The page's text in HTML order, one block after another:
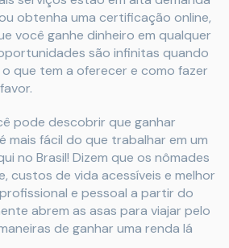
obtenha uma certificação online,
você ganhe dinheiro em qualquer
são infinitas quando
que tem a oferecer e como fazer
pode descobrir que ganhar
mais fácil do que trabalhar em um
no Brasil! Dizem que os nômades
custos de vida acessíveis e melhor
e pessoal a partir do
abrem as asas para viajar pelo
de ganhar uma renda lá